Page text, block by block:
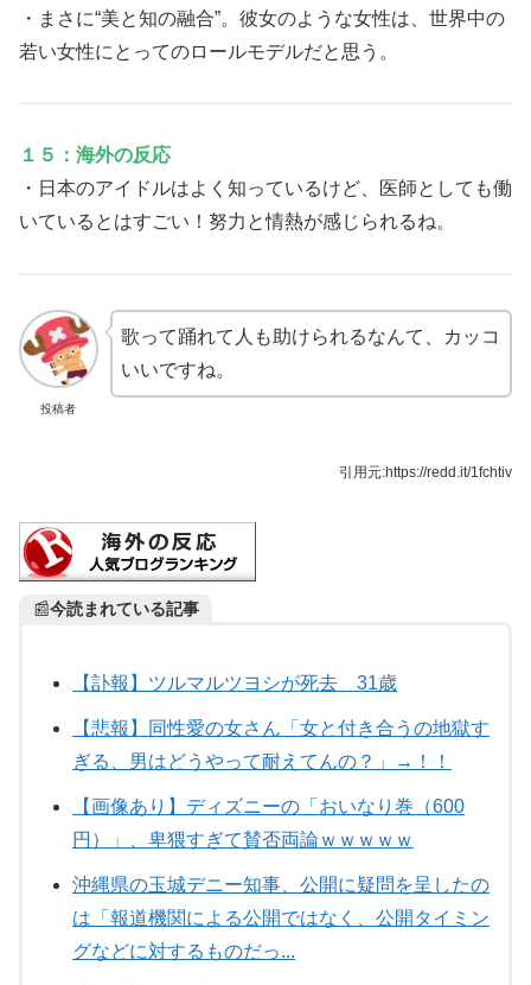
・まさに“美と知の融合”。彼女のような女性は、世界中の
若い女性にとってのロールモデルだと思う。
１５：海外の反応
・日本のアイドルはよく知っているけど、医師としても働
いているとはすごい！努力と情熱が感じられるね。
投稿者
歌って踊れて人も助けられるなんて、カッコ
いいですね。
引用元:https://redd.it/1fchtiv
📰今読まれている記事
【訃報】ツルマルツヨシが死去 31歳
【悲報】同性愛の女さん「女と付き合うの地獄す
ぎる、男はどうやって耐えてんの？」→！！
【画像あり】ディズニーの「おいなり巻（600
円）」、卑猥すぎて賛否両論ｗｗｗｗｗ
沖縄県の玉城デニー知事、公開に疑問を呈したの
は「報道機関による公開ではなく、公開タイミン
グなどに対するものだっ...